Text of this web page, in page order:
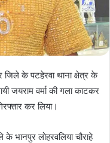
के पटहेरवा थाना क्षेत्र के
जयराम वर्मा की गला काटकर
कर लिया।
भानपुर लोहरवलिया चौराहे